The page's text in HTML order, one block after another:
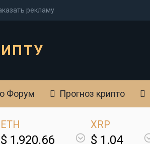
рекламу
Форум Прогноз крипто
ETH
$ 1,920.66
XRP
$ 1.04